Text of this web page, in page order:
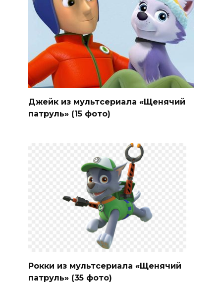
Джейк из мультсериала «Щенячий
патруль» (15 фото)
Рокки из мультсериала «Щенячий
патруль» (35 фото)